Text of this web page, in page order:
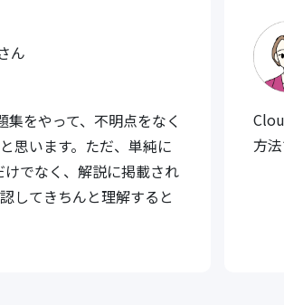
ん
集をやって、不明点をなく
思います。ただ、単純に
けでなく、解説に掲載され
してきちんと理解すると
方